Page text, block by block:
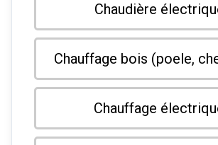
Chaudière
Chauffage bois (poele,
Chauffage